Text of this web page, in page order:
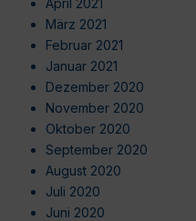
März 2021
Februar 2021
Januar 2021
Dezember 2020
November 2020
Oktober 2020
September 2020
August 2020
Juli 2020
Juni 2020